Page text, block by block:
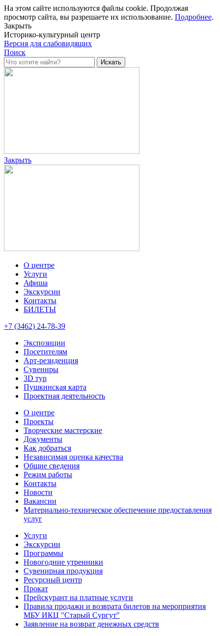
На этом сайте используются файлы cookie. Продолжая
просмотр сайта, вы разрешаете их использование. Подробнее.
Закрыть
Историко-культурный центр
Версия для слабовидящих
Поиск
Закрыть
О центре
Услуги
Афиша
Экскурсии
Контакты
БИЛЕТЫ
+7 (3462) 24-78-39
Экспозиции
Посетителям
Арт-резиденция
Сувениры
3D тур
Пушкинская карта
Проектная деятельность
О центре
Проекты
Творческие мастерские
Документы
Как добраться
Независимая оценка качества
Общие сведения
Режим работы
Контакты
Новости
Вакансии
Материально-техническое обеспечение предоставления
услуг
Услуги
Экскурсии
Программы
Новогодние утренники
Сувенирная продукция
Ресурсный центр
Прокат
Прейскурант на платные услуги
Правила продажи и возврата билетов на мероприятия
МБУ ИКЦ "Старый Сургут"
Заявление на возврат денежных средств